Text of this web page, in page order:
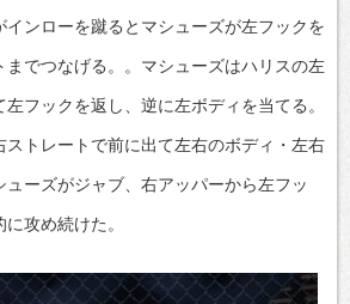
ンローを蹴るとマシューズが左フックを
までつなげる。。マシューズはハリスの左
フックを返し、逆に左ボディを当てる。
ストレートで前に出て左右のボディ・左右
ーズがジャブ、右アッパーから左フッ
攻め続けた。